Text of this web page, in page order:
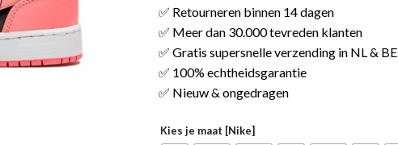
✅ Retourneren binnen 14 dagen
✅ Meer dan 30.000 tevreden klanten
✅ Gratis supersnelle verzending in NL & BE
✅ 100% echtheidsgarantie
✅ Nieuw & ongedragen
Kies je maat [Nike]